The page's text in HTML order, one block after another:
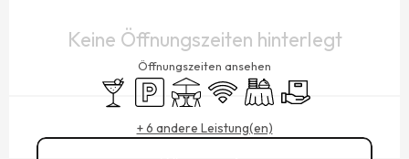
Keine Öffnungszeiten hinterlegt
Öffnungszeiten ansehen
Bar / Getränkestand
ParkplatzTerrasseWi-Fi BankettLieferung
+ 6 andere Leistung(en)